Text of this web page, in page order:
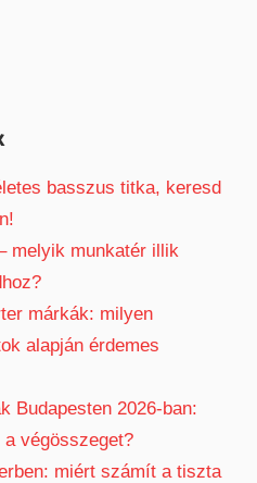
basszus titka, keresd
melyik munkatér illik
márkák: milyen
alapján érdemes
Budapesten 2026-ban:
végösszeget?
miért számít a tiszta